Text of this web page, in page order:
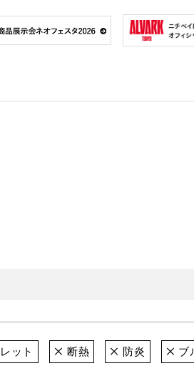
ット 断熱 防炎 ブ